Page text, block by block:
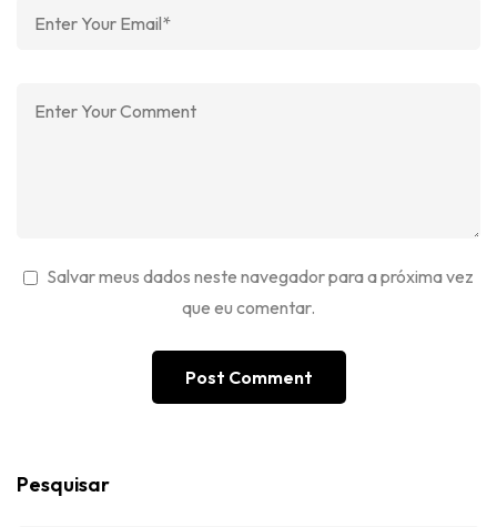
Salvar meus dados neste navegador para a próxima vez
que eu comentar.
Pesquisar